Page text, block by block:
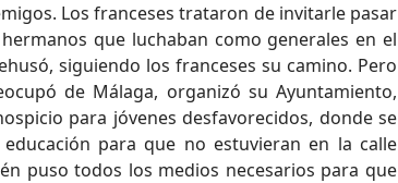
Los franceses trataron de invitarle pasar
que luchaban como generales en el
siguiendo los franceses su camino. Pero
de Málaga, organizó su Ayuntamiento,
para jóvenes desfavorecidos, donde se
para que no estuvieran en la calle
puso todos los medios necesarios para que